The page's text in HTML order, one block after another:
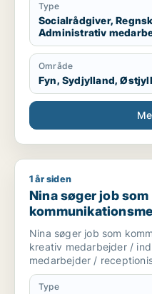
Type
Socialrådgiver,
Administrativ
Område
Fyn, Sydjylland,
Nina søger job som
1 år siden
Nina søger job som
medarbejder /
medarbejder /
Nina søger job som
kreativ medarbejder /
medarbejder /
Type